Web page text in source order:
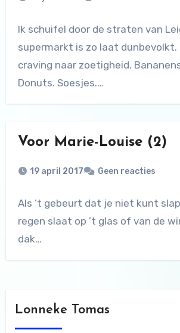
Ik schuifel door de straten van
supermarkt is zo laat dunbevolkt.
craving naar zoetigheid.
Donuts. Soesjes.…
Voor Marie-Louise (2)
19 april 2017 Geen reacties
Als ’t gebeurt dat je niet kunt
regen slaat op ’t glas of van de
dak…
Lonneke Tomas